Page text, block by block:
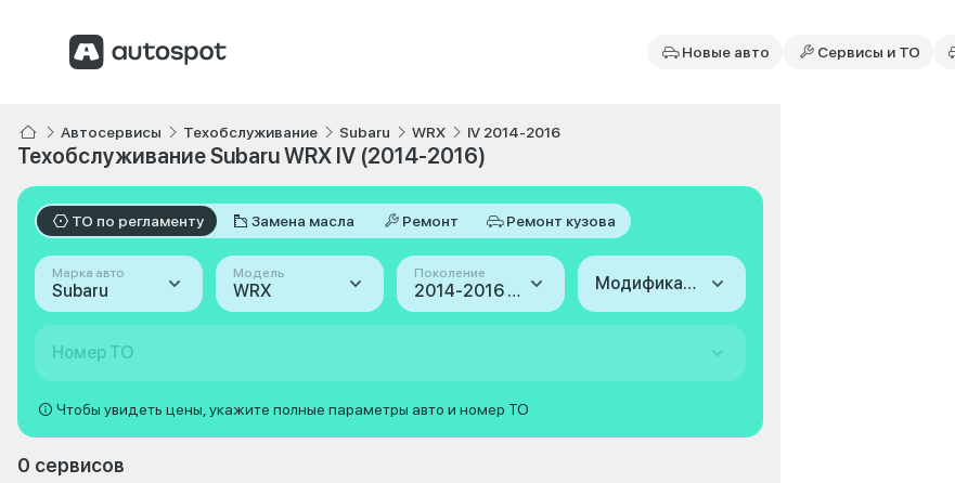
Новые авто Сервисы и ТО
Автосервисы Техобслуживание Subaru WRX IV 2014-2016
Техобслуживание Subaru WRX IV (2014-2016)
ТО по регламенту Замена масла Ремонт Ремонт кузова
Марка авто
Subaru
Модель
WRX
Поколение
2014-2016 (IV) Модификация
Номер ТО
Чтобы увидеть цены, укажите полные параметры авто и номер ТО
0 сервисов